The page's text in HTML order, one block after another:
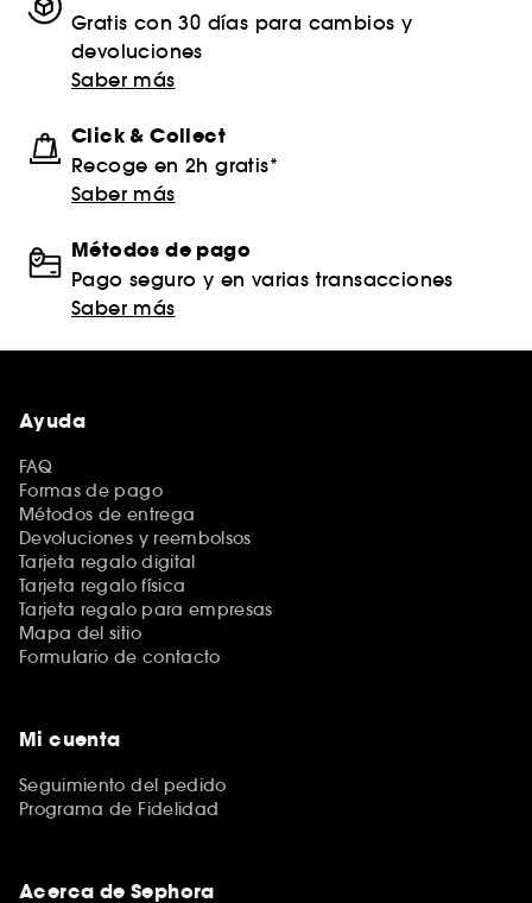
Gratis con 30 días para cambios y
devoluciones
Saber más
Click & Collect
Recoge en 2h gratis*
Saber más
Métodos de pago
Pago seguro y en varias transacciones
Saber más
Ayuda
FAQ
Formas de pago
Métodos de entrega
Devoluciones y reembolsos
Tarjeta regalo digital
Tarjeta regalo física
Tarjeta regalo para empresas
Mapa del sitio
Formulario de contacto
Mi cuenta
Seguimiento del pedido
Programa de Fidelidad
Acerca de Sephora